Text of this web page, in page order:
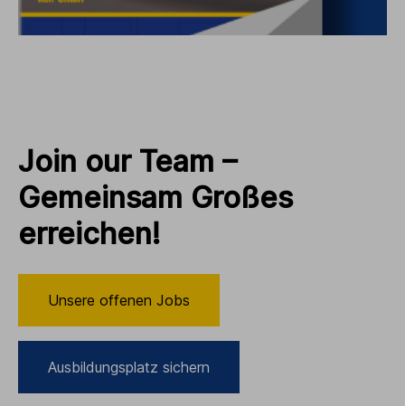
Join our Team –
Gemeinsam Großes
erreichen!
Unsere offenen Jobs
Ausbildungsplatz sichern